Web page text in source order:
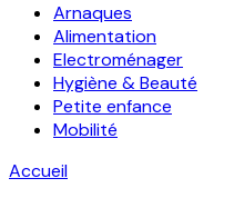
Arnaques
Alimentation
Electroménager
Hygiène & Beauté
Petite enfance
Mobilité
Accueil